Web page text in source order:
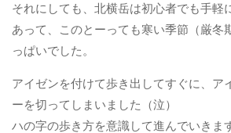
それにしても、北横岳は初心者でも手軽
あって、このとーっても寒い季節（厳冬
っぱいでした。
アイゼンを付けて歩き出してすぐに、ア
ーを切ってしまいました（泣）
ハの字の歩き方を意識して進んでいきま